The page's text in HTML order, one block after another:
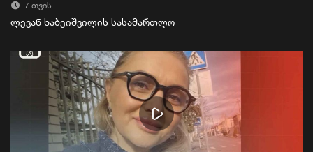
7 თვის
ლევან ხაბეიშვილის სასამართლო